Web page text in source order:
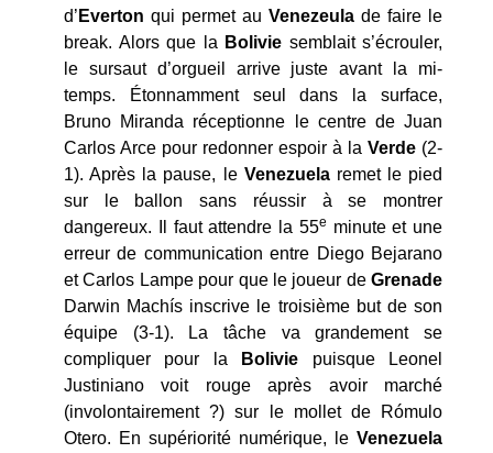
d’ Everton qui permet au Venezeula de faire le
break. Alors que la Bolivie semblait s’écrouler,
le sursaut d’orgueil arrive juste avant la mi-
temps. Étonnamment seul dans la surface,
Bruno Miranda réceptionne le centre de Juan
Carlos Arce pour redonner espoir à la Verde (2-
1). Après la pause, le Venezuelaremet le pied
sur le ballon sans réussir à se montrer
dangereux. Il faut attendre la 55e minute et une
erreur de communication entre Diego Bejarano
et Carlos Lampe pour que le joueur de Grenade
Darwin Machís inscrive le troisième but de son
équipe (3-1). La tâche va grandement se
compliquer pour la
Bolivie puisque Leonel
Justiniano voit rouge après avoir marché
(involontairement ?) sur le mollet de Rómulo
Otero. En supériorité numérique, le Venezuela